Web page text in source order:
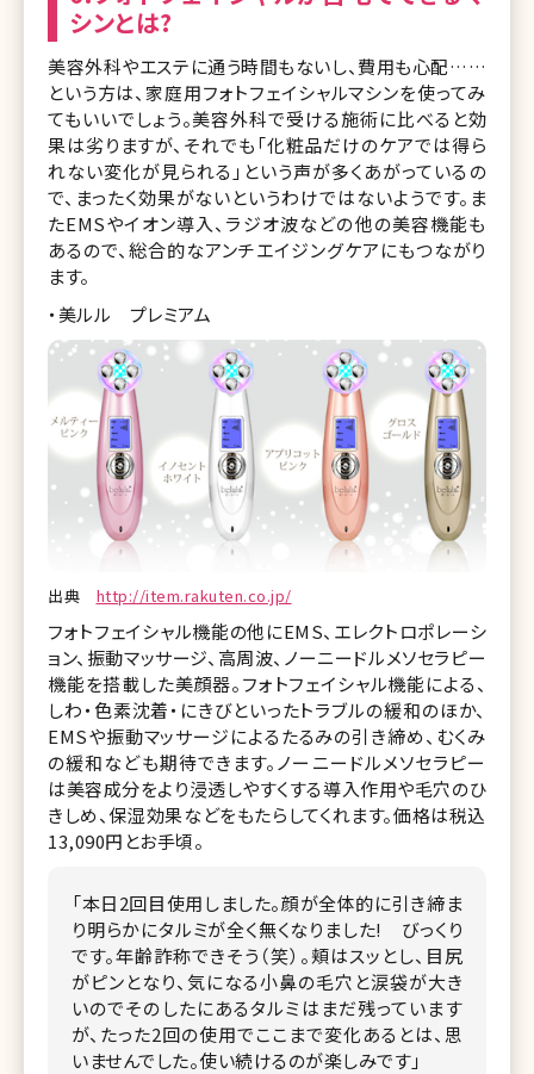
シンとは?
美容外科やエステに通う時間もないし、費用も心配……
という方は、家庭用フォトフェイシャルマシンを使ってみ
てもいいでしょう。美容外科で受ける施術に比べると効
果は劣りますが、それでも「化粧品だけのケアでは得ら
れない変化が見られる」という声が多くあがっているの
で、まったく効果がないというわけではないようです。ま
たEMSやイオン導入、ラジオ波などの他の美容機能も
あるので、総合的なアンチエイジングケアにもつながり
ます。
・美ルル プレミアム
出典 http://item.rakuten.co.jp/
フォトフェイシャル機能の他にEMS、エレクトロポレーシ
ョン、振動マッサージ、高周波、ノーニードルメソセラピー
機能を搭載した美顔器。フォトフェイシャル機能による、
しわ・色素沈着・にきびといったトラブルの緩和のほか、
EMSや振動マッサージによるたるみの引き締め、むくみ
の緩和なども期待できます。ノーニードルメソセラピー
は美容成分をより浸透しやすくする導入作用や毛穴のひ
きしめ、保湿効果などをもたらしてくれます。価格は税込
13,090円とお手頃。
「本日2回目使用しました。顔が全体的に引き締ま
り明らかにタルミが全く無くなりました! びっくり
です。年齢詐称できそう（笑）。頬はスッとし、目尻
がピンとなり、気になる小鼻の毛穴と涙袋が大き
いのでそのしたにあるタルミはまだ残っています
が、たった2回の使用でここまで変化あるとは、思
いませんでした。使い続けるのが楽しみです」